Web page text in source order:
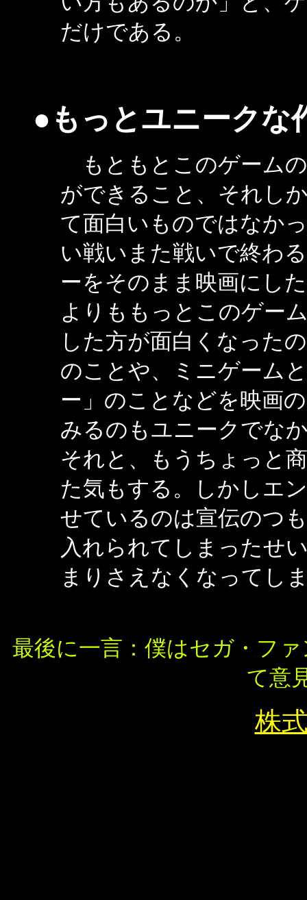
だけである。
●もっとユニークな
もともとこのゲーム
ができること、それし
て面白いものではなか
い戦いまた戦いで終わ
ーをそのまま映画にし
よりももっとこのゲー
した方が面白くなった
のことや、ミニゲーム
ー」のことなどを映画
みるのもユニークでな
それと、もうちょっと
た気もする。しかしエ
せているのは宣伝のつ
入れられてしまったせ
まりさえなくなってし
最後に一言：僕はセガ・フ
て意
株